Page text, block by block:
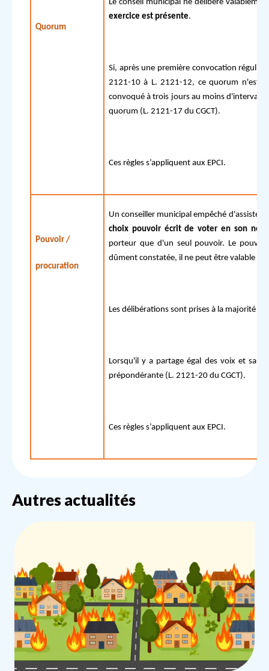
Quorum
Le conseil municipal ne délibère
exercice est présente.
Si, après une première convocation
2121-10 à L. 2121-12, ce quorum n'est
convoqué à trois jours au moins
quorum (L. 2121-17 du CGCT).
Ces règles s’appliquent aux EPCI.
Pouvoir /
procuration
Un conseiller municipal empêché d'assister
choix pouvoir écrit de voter en son nom
porteur que d'un seul pouvoir. Le
dûment constatée, il ne peut être valable
Les délibérations sont prises à la majorité
Lorsqu'il y a partage égal des voix et
prépondérante (L. 2121-20 du CGCT).
Ces règles s’appliquent aux EPCI.
Autres actualités